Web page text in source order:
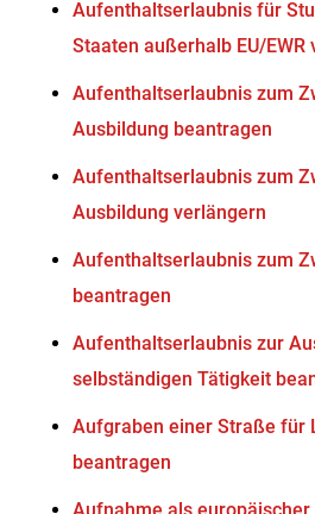
Aufenthaltserlaubnis für
Staaten außerhalb EU/EWR
Aufenthaltserlaubnis zum
Ausbildung beantragen
Aufenthaltserlaubnis zum
Ausbildung verlängern
Aufenthaltserlaubnis zum
beantragen
Aufenthaltserlaubnis zur
selbständigen Tätigkeit
Aufgraben einer Straße für
beantragen